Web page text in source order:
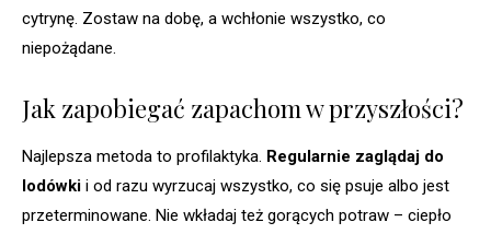
cytrynę. Zostaw na dobę, a wchłonie wszystko, co
niepożądane.
Jak zapobiegać zapachom w przyszłości?
Najlepsza metoda to profilaktyka. Regularnie zaglądaj do
lodówki i od razu wyrzucaj wszystko, co się psuje albo jest
przeterminowane. Nie wkładaj też gorących potraw – ciepło